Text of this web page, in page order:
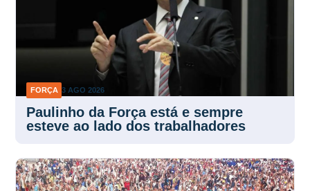
FORÇA 3 AGO 2026
Paulinho da Força está e sempre
esteve ao lado dos trabalhadores